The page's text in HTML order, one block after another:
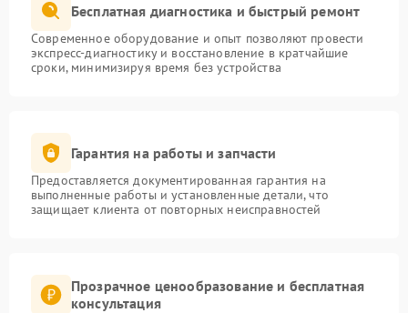
Бесплатная диагностика и быстрый ремонт
Современное оборудование и опыт позволяют провести
экспресс-диагностику и восстановление в кратчайшие
сроки, минимизируя время без устройства
Гарантия на работы и запчасти
Предоставляется документированная гарантия на
выполненные работы и установленные детали, что
защищает клиента от повторных неисправностей
Прозрачное ценообразование и бесплатная
консультация